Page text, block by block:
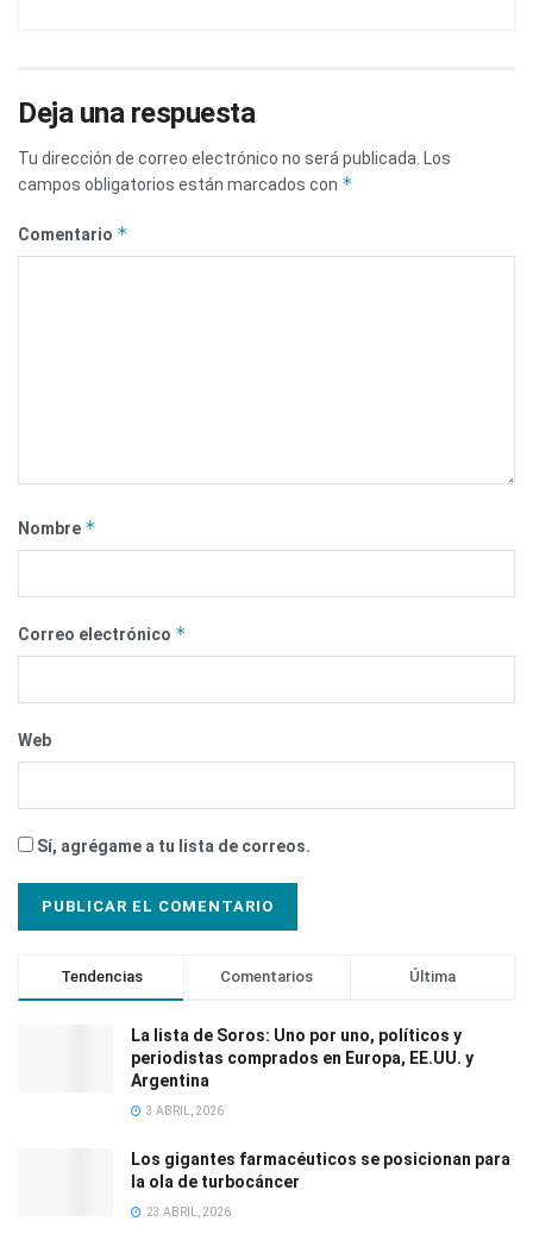
Deja una respuesta
Tu dirección de correo electrónico no será publicada.
Los
campos obligatorios están marcados con *
Comentario *
Nombre *
Correo electrónico *
Web
Sí, agrégame a tu lista de correos.
Tendencias Comentarios Última
La lista de Soros: Uno por uno, políticos y
periodistas comprados en Europa, EE.UU. y
Argentina
3 ABRIL, 2026
Los gigantes farmacéuticos se posicionan para
la ola de turbocáncer
23 ABRIL, 2026